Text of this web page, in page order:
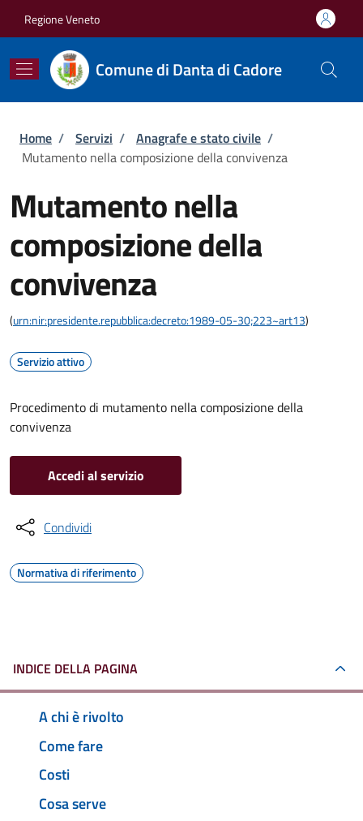
Regione Veneto
Comune di Danta di Cadore
Briciole di pane
Home / Servizi / Anagrafe e stato civile /
Mutamento nella composizione della convivenza
Mutamento nella
composizione della
convivenza
(urn:nir:presidente.repubblica:decreto:1989-05-30;223~art13)
Servizio attivo
Procedimento di mutamento nella composizione della
convivenza
Accedi al servizio
Condividi
Normativa di riferimento
INDICE DELLA PAGINA
A chi è rivolto
Come fare
Costi
Cosa serve